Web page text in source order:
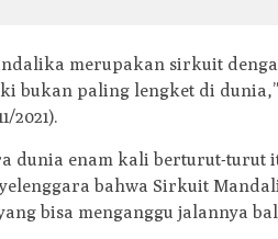
merupakan sirkuit
bukan paling lengket di
2021).
dunia enam kali berturut-turut
bahwa Sirkuit
bisa menganggu jalannya